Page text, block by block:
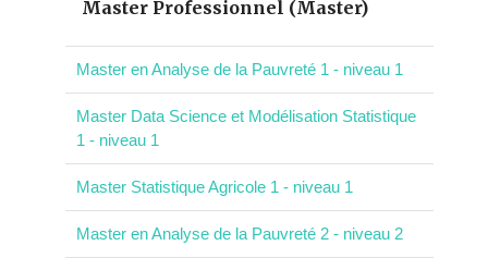
Master Professionnel (Master)
Master en Analyse de la Pauvreté 1 - niveau 1
Master Data Science et Modélisation Statistique
1 - niveau 1
Master Statistique Agricole 1 - niveau 1
Master en Analyse de la Pauvreté 2 - niveau 2